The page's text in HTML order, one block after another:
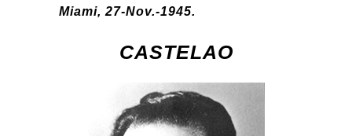
Miami, 27-Nov.-1945.
CASTELAO